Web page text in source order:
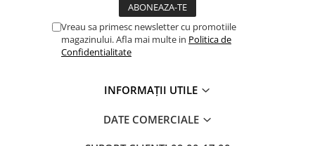
Vreau sa primesc newsletter cu promotiile
magazinului. Afla mai multe in Politica de
Confidentialitate
INFORMAȚII UTILE
DATE COMERCIALE